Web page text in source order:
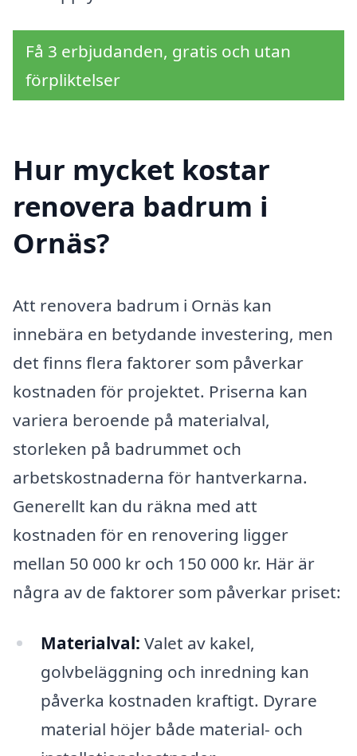
Få 3 erbjudanden, gratis och utan
förpliktelser
Hur mycket kostar
renovera badrum i
Ornäs?
Att renovera badrum i Ornäs kan
innebära en betydande investering, men
det finns flera faktorer som påverkar
kostnaden för projektet. Priserna kan
variera beroende på materialval,
storleken på badrummet och
arbetskostnaderna för hantverkarna.
Generellt kan du räkna med att
kostnaden för en renovering ligger
mellan 50 000 kr och 150 000 kr. Här är
några av de faktorer som påverkar priset:
Materialval: Valet av kakel,
golvbeläggning och inredning kan
påverka kostnaden kraftigt. Dyrare
material höjer både material- och